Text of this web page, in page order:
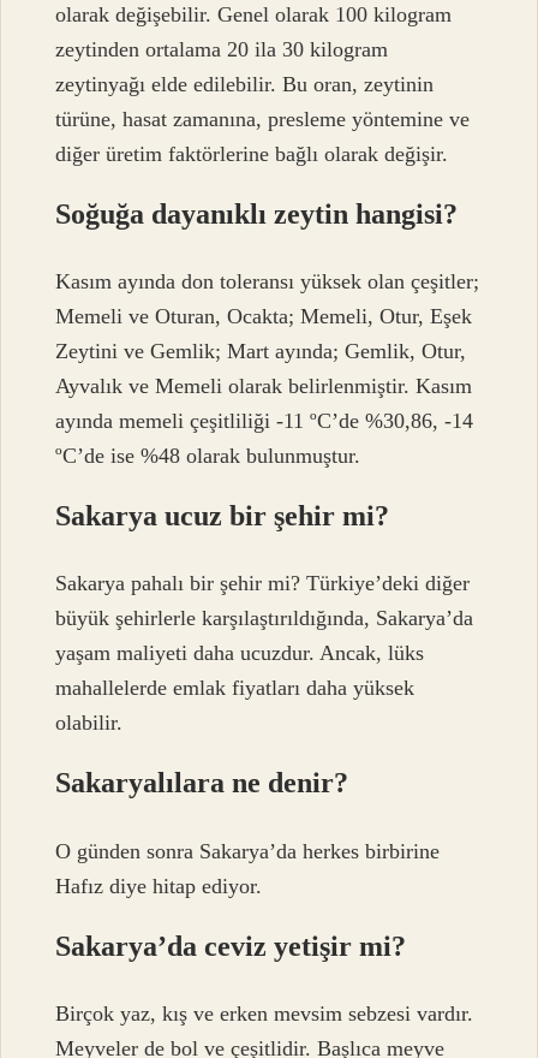
olarak değişebilir. Genel olarak 100 kilogram
zeytinden ortalama 20 ila 30 kilogram
zeytinyağı elde edilebilir. Bu oran, zeytinin
türüne, hasat zamanına, presleme yöntemine ve
diğer üretim faktörlerine bağlı olarak değişir.
Soğuğa dayanıklı zeytin hangisi?
Kasım ayında don toleransı yüksek olan çeşitler;
Memeli ve Oturan, Ocakta; Memeli, Otur, Eşek
Zeytini ve Gemlik; Mart ayında; Gemlik, Otur,
Ayvalık ve Memeli olarak belirlenmiştir. Kasım
ayında memeli çeşitliliği -11 ºC’de %30,86, -14
ºC’de ise %48 olarak bulunmuştur.
Sakarya ucuz bir şehir mi?
Sakarya pahalı bir şehir mi? Türkiye’deki diğer
büyük şehirlerle karşılaştırıldığında, Sakarya’da
yaşam maliyeti daha ucuzdur. Ancak, lüks
mahallelerde emlak fiyatları daha yüksek
olabilir.
Sakaryalılara ne denir?
O günden sonra Sakarya’da herkes birbirine
Hafız diye hitap ediyor.
Sakarya’da ceviz yetişir mi?
Birçok yaz, kış ve erken mevsim sebzesi vardır.
Meyveler de bol ve çeşitlidir. Başlıca meyve